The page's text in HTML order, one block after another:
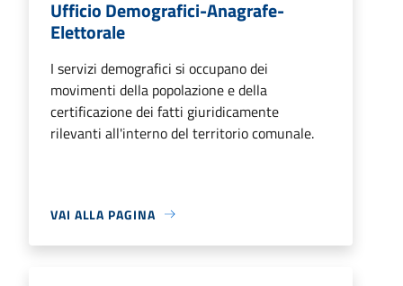
Ufficio Demografici-Anagrafe-
Elettorale
I servizi demografici si occupano dei
movimenti della popolazione e della
certificazione dei fatti giuridicamente
rilevanti all'interno del territorio comunale.
VAI ALLA PAGINA